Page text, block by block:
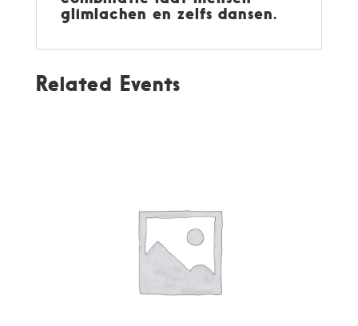
glimlachen en zelfs dansen.
Related Events